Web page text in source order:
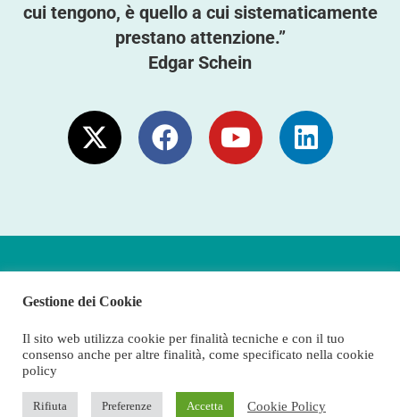
cui tengono, è quello a cui sistematicamente
prestano attenzione.”
Edgar Schein
Andrea Cirincione
Privacy Policy
Gestione dei Cookie
Il sito web utilizza cookie per finalità tecniche e con il tuo
consenso anche per altre finalità, come specificato nella cookie
policy
Rifiuta Preferenze Accetta Cookie Policy